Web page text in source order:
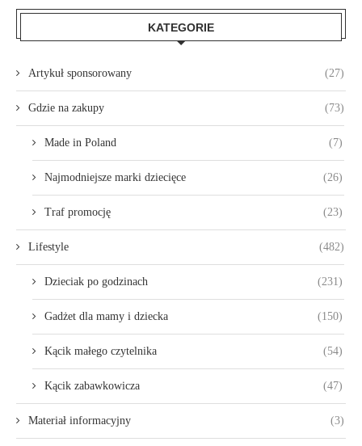
KATEGORIE
Artykuł sponsorowany (27)
Gdzie na zakupy (73)
Made in Poland (7)
Najmodniejsze marki dziecięce (26)
Traf promocję (23)
Lifestyle (482)
Dzieciak po godzinach (231)
Gadżet dla mamy i dziecka (150)
Kącik małego czytelnika (54)
Kącik zabawkowicza (47)
Materiał informacyjny (3)